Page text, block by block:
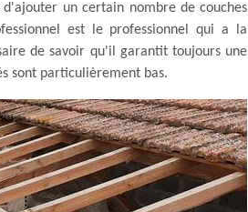
un certain nombre de couches
est le professionnel qui a la
de savoir qu'il garantit toujours une
sont particulièrement bas.